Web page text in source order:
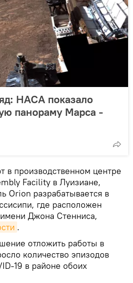
НАСА показало
панораму Марса -
в производственном центре
Facility в Луизиане,
Orion разрабатывается в
где расположен
Джона Стенниса,
.
отложить работы в
количество эпизодов
19 в районе обоих